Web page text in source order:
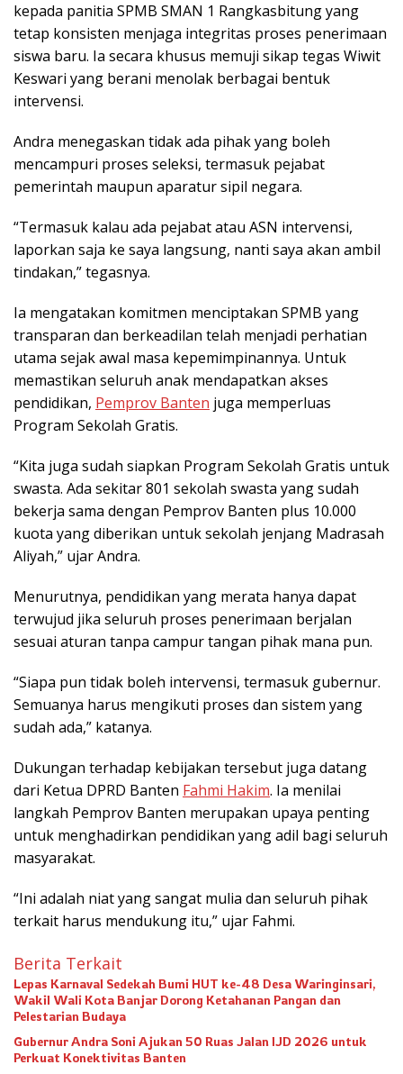
kepada panitia SPMB SMAN 1 Rangkasbitung yang
tetap konsisten menjaga integritas proses penerimaan
siswa baru. Ia secara khusus memuji sikap tegas Wiwit
Keswari yang berani menolak berbagai bentuk
intervensi.
Andra menegaskan tidak ada pihak yang boleh
mencampuri proses seleksi, termasuk pejabat
pemerintah maupun aparatur sipil negara.
“Termasuk kalau ada pejabat atau ASN intervensi,
laporkan saja ke saya langsung, nanti saya akan ambil
tindakan,” tegasnya.
Ia mengatakan komitmen menciptakan SPMB yang
transparan dan berkeadilan telah menjadi perhatian
utama sejak awal masa kepemimpinannya. Untuk
memastikan seluruh anak mendapatkan akses
pendidikan, Pemprov Banten juga memperluas
Program Sekolah Gratis.
“Kita juga sudah siapkan Program Sekolah Gratis untuk
swasta. Ada sekitar 801 sekolah swasta yang sudah
bekerja sama dengan Pemprov Banten plus 10.000
kuota yang diberikan untuk sekolah jenjang Madrasah
Aliyah,” ujar Andra.
Menurutnya, pendidikan yang merata hanya dapat
terwujud jika seluruh proses penerimaan berjalan
sesuai aturan tanpa campur tangan pihak mana pun.
“Siapa pun tidak boleh intervensi, termasuk gubernur.
Semuanya harus mengikuti proses dan sistem yang
sudah ada,” katanya.
Dukungan terhadap kebijakan tersebut juga datang
dari Ketua DPRD Banten Fahmi Hakim. Ia menilai
langkah Pemprov Banten merupakan upaya penting
untuk menghadirkan pendidikan yang adil bagi seluruh
masyarakat.
“Ini adalah niat yang sangat mulia dan seluruh pihak
terkait harus mendukung itu,” ujar Fahmi.
Berita Terkait
Lepas Karnaval Sedekah Bumi HUT ke-48 Desa Waringinsari,
Wakil Wali Kota Banjar Dorong Ketahanan Pangan dan
Pelestarian Budaya
Gubernur Andra Soni Ajukan 50 Ruas Jalan IJD 2026 untuk
Perkuat Konektivitas Banten